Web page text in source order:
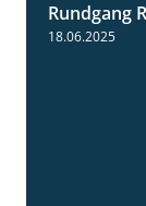
Rundgang
18.06.2025